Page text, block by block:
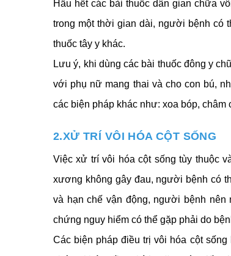
Hầu hết các bài thuốc dân gian chữa
trong một thời gian dài, người bệnh có
thuốc tây y khác.
Lưu ý, khi dùng các bài thuốc đông y
với phụ nữ mang thai và cho con bú,
các biện pháp khác như: xoa bóp,
2.XỬ TRÍ VÔI HÓA CỘT SỐNG
Việc xử trí vôi hóa cột sống tùy thuộc
xương không gây đau, người bệnh có
và hạn chế vận động, người bệnh
chứng nguy hiểm có thể gặp phải do
Các biện pháp điều trị vôi hóa cột